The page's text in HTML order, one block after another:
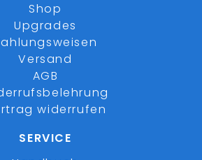
Shop
Upgrades
Versand
AGB
widerrufen
SERVICE